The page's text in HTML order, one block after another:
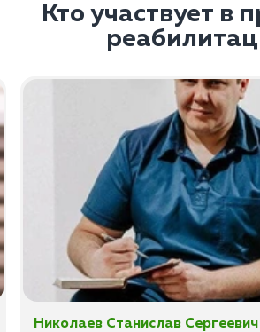
Кто участвует в
Николаев Станислав Сергеевич